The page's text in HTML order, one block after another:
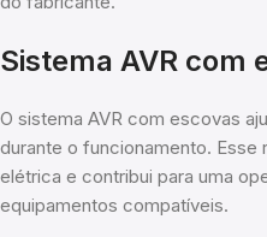
Sistema AVR com
O sistema AVR com escovas
durante o funcionamento. Esse
elétrica e contribui para uma
equipamentos compatíveis.